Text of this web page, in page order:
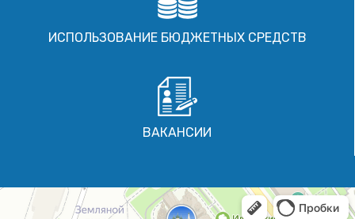
ИСПОЛЬЗОВАНИЕ БЮДЖЕТНЫХ СРЕДСТВ
ВАКАНСИИ